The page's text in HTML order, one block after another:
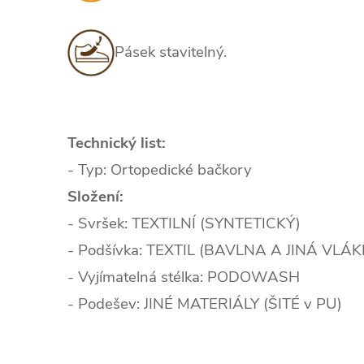
Pásek stavitelný.
Technický list:
- Typ: Ortopedické bačkory
Složení:
- Svršek: TEXTILNÍ (SYNTETICKÝ)
- Podšívka: TEXTIL (BAVLNA A JINÁ
- Vyjímatelná stélka: PODOWASH
- Podešev: JINÉ MATERIÁLY (ŠITÉ v PU)